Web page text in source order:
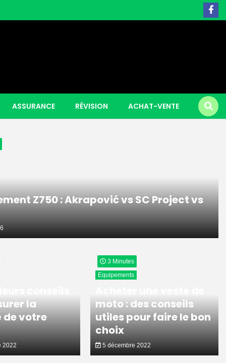
ASSURANCE RÉVISION ACHAT-VENTE
Piggy Hold and Win
Z750 : Akrapović vs SC Project vs
la
votre
2022
3 Minutes
Equipements
moto : des conseils
utiles pour faire le bon
choix
5 décembre 2022